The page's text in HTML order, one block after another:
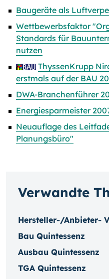
Baugeräte als
Wettbewerbsfaktor
Standards für
nutzen
ThyssenKrupp
erstmals auf der BAU
DWA-Branchenführer
Energiesparmeister
Neuauflage des
Planungsbüro"
Verwandte
Hersteller-/Anbieter-
Bau Quintessenz
Ausbau Quintessenz
TGA Quintessenz